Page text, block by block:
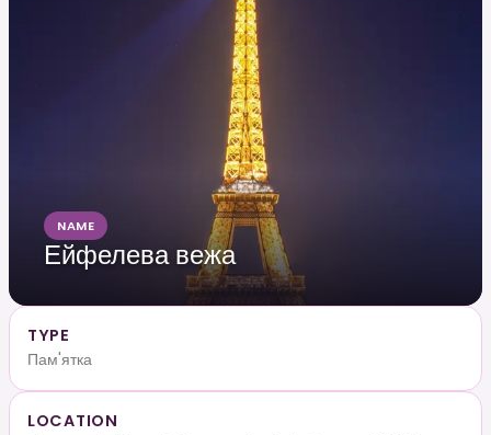
NAME
Ейфелева вежа
TYPE
Пам'ятка
LOCATION